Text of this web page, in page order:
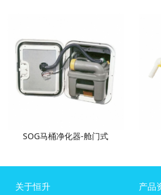
SOG马桶净化器-舱门式
关于恒升 产品